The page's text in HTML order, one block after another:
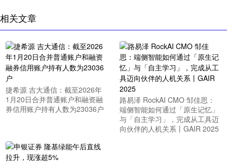
相关文章
捷希源 吉大通信：截至2026年
1月20日合并普通账户和融资融
券信用账户持有人数为23036户
路易泽 RockAI CMO 邹佳思：
端侧智能如何通过「原生记忆」
与「自主学习」，完成从工具迈
向伙伴的人机关系丨GAIR 2025